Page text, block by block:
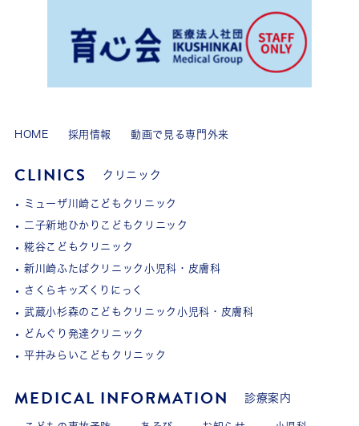
HOME 採用情報 動画で見る専門外来
CLINICS クリニック
ミューザ川崎こどもクリニック
二子新地ひかりこどもクリニック
糀谷こどもクリニック
新川崎ふたばクリニック小児科・皮膚科
さくらキッズくりにっく
武蔵小杉森のこどもクリニック小児科・皮膚科
どんぐり発達クリニック
平井みらいこどもクリニック
MEDICAL INFORMATION 診療案内